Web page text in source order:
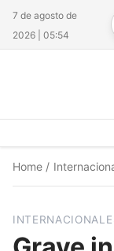
7 de agosto de
2026 | 05:54
Home /